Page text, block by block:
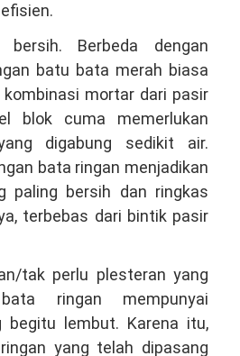
Berbeda dengan
batu bata merah biasa
mortar dari pasir
blok cuma memerlukan
digabung sedikit air.
bata ringan menjadikan
paling bersih dan ringkas
terbebas dari bintik pasir
tak perlu plesteran yang
ringan mempunyai
begitu lembut. Karena itu,
yang telah dipasang